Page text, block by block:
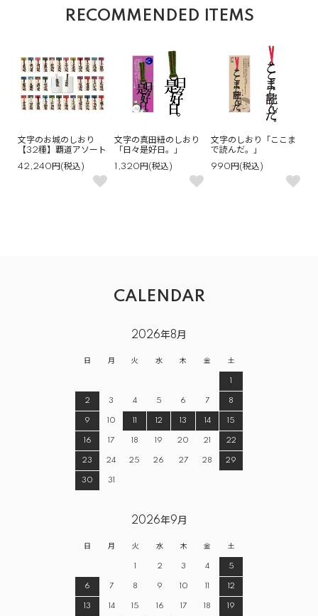
RECOMMENDED ITEMS
文字のお城のしおり
【32種】覇道アソート
42,240円(税込)
文字の真田紐のしおり
「日々是好日。」
1,320円(税込)
文字のしおり「ここま
で読んだ。」
990円(税込)
CALENDAR
2026年8月
日 月 火 水 木 金 土
1
2 3 4 5 6 7 8
9 10 11 12 13 14 15
16 17 18 19 20 21 22
23 24 25 26 27 28 29
30 31
2026年9月
日 月 火 水 木 金 土
1 2 3 4 5
6 7 8 9 10 11 12
13 14 15 16 17 18 19